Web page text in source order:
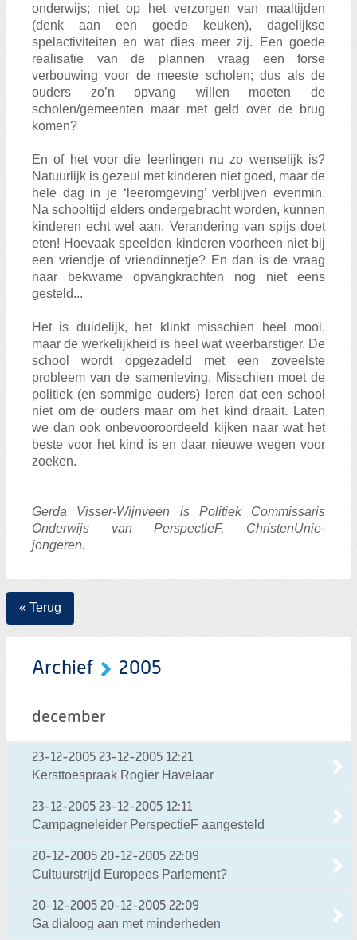
onderwijs; niet op het verzorgen van maaltijden
(denk aan een goede keuken), dagelijkse
spelactiviteiten en wat dies meer zij. Een goede
realisatie van de plannen vraag een forse
verbouwing voor de meeste scholen; dus als de
ouders zo’n opvang willen moeten de
scholen/gemeenten maar met geld over de brug
komen?
En of het voor die leerlingen nu zo wenselijk is?
Natuurlijk is gezeul met kinderen niet goed, maar de
hele dag in je ‘leeromgeving’ verblijven evenmin.
Na schooltijd elders ondergebracht worden, kunnen
kinderen echt wel aan. Verandering van spijs doet
eten! Hoevaak speelden kinderen voorheen niet bij
een vriendje of vriendinnetje? En dan is de vraag
naar bekwame opvangkrachten nog niet eens
gesteld...
Het is duidelijk, het klinkt misschien heel mooi,
maar de werkelijkheid is heel wat weerbarstiger. De
school wordt opgezadeld met een zoveelste
probleem van de samenleving. Misschien moet de
politiek (en sommige ouders) leren dat een school
niet om de ouders maar om het kind draait. Laten
we dan ook onbevooroordeeld kijken naar wat het
beste voor het kind is en daar nieuwe wegen voor
zoeken.
Gerda Visser-Wijnveen is Politiek Commissaris
Onderwijs van PerspectieF, ChristenUnie-
jongeren.
« Terug
Archief 2005
december
23-12-2005 23-12-2005 12:21
Kersttoespraak Rogier Havelaar
23-12-2005 23-12-2005 12:11
Campagneleider PerspectieF aangesteld
20-12-2005 20-12-2005 22:09
Cultuurstrijd Europees Parlement?
20-12-2005 20-12-2005 22:09
Ga dialoog aan met minderheden